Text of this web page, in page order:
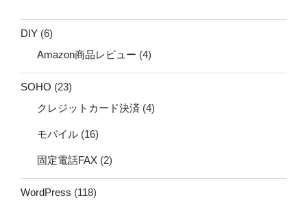
DIY (6)
Amazon商品レビュー (4)
SOHO (23)
クレジットカード決済 (4)
モバイル (16)
固定電話FAX (2)
WordPress (118)